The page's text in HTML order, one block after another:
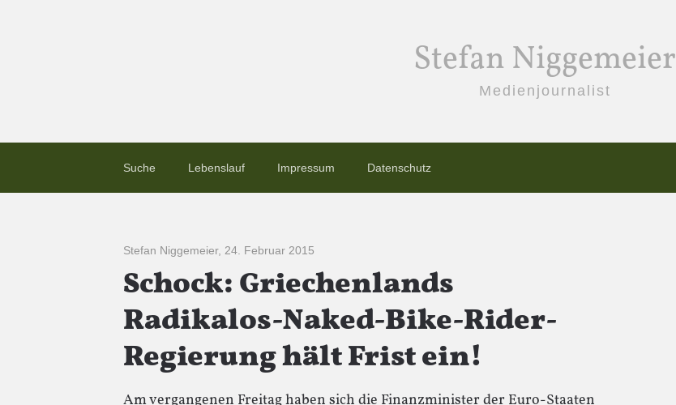
Stefan Niggemeier
Medienjournalist
Suche Lebenslauf Impressum Datenschutz
Stefan Niggemeier, 24. Februar 2015
Schock: Griechenlands
Radikalos-Naked-Bike-Rider-
Regierung hält Frist ein!
Am vergangenen Freitag haben sich die Finanzminister der Euro-Staaten